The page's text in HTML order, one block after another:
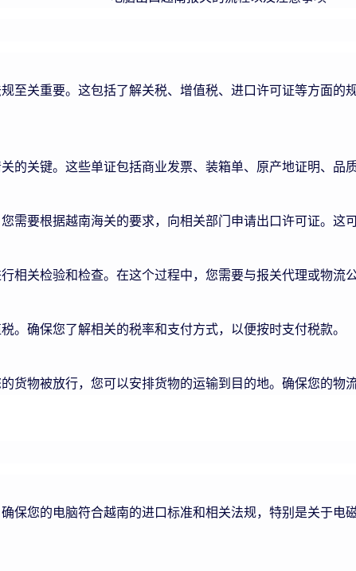
至关重要。这包括了解关税、增值税、进口许可证等方面
的关键。这些单证包括商业发票、装箱单、原产地证明、品
需要根据越南海关的要求，向相关部门申请出口许可证。这
相关检验和检查。在这个过程中，您需要与报关代理或物流
。确保您了解相关的税率和支付方式，以便按时支付税款。
货物被放行，您可以安排货物的运输到目的地。确保您的物
保您的电脑符合越南的进口标准和相关法规，特别是关于